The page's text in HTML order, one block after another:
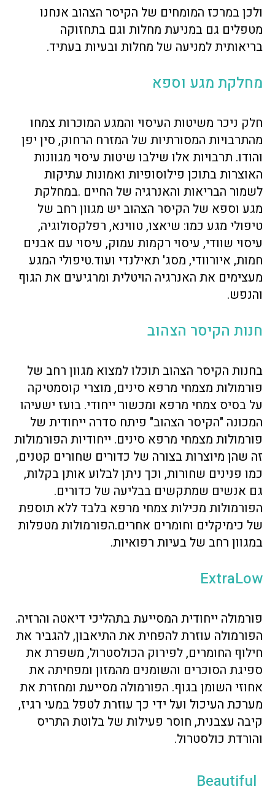
ולכן במרכז המומחים של הקיסר הצהוב אנחנו
מטפלים גם במניעת מחלות וגם בתחזוקה
בריאותית למניעה של מחלות ובעיות בעתיד.
מחלקת מגע וספא
חלק ניכר משיטות העיסוי והמגע המוכרות צמחו
מהתרבויות המסורתיות של המזרח הרחוק, סין יפן
והודו. תרבויות אלו שילבו שיטות עיסוי מגוונות
האוצרות בתוכן פילוסופיות ואמונות עתיקות
לשמור הבריאות והאנרגיה של החיים .במחלקת
מגע וספא של הקיסר הצהוב יש מגוון רחב של
טיפולי מגע כמו: שיאצו, טווינא, רפלקסולוגיה,
עיסוי שוודי, עיסוי רקמות עמוק, עיסוי עם אבנים
חמות, איורוודי, מסג' תאילנדי ועוד.טיפולי המגע
מעצימים את האנרגיה הויטלית ומרגיעים את הגוף
והנפש.
חנות הקיסר הצהוב
בחנות הקיסר הצהוב תוכלו למצוא מגוון רחב של
פורמולות מצמחי מרפא סינים, מוצרי קוסמטיקה
על בסיס צמחי מרפא ומכשור ייחודי. בועז ישעיהו
המכונה "הקיסר הצהוב" פיתח סדרה ייחודית של
פורמולות מצמחי מרפא סינים. ייחודיות הפורמולות
זה שהן מיוצרות בצורה של כדורים שחורים קטנים,
כמו פנינים שחורות, וכך ניתן לבלוע אותן בקלות,
גם אנשים שמתקשים בבליעה של כדורים.
הפורמולות מכילות צמחי מרפא בלבד ללא תוספת
של כימיקלים וחומרים אחרים.הפורמולות מטפלות
במגוון רחב של בעיות רפואיות.
ExtraLow
פורמולה ייחודית המסייעת בתהליכי דיאטה והרזיה.
הפורמולה עוזרת להפחית את התיאבון, להגביר את
חילוף החומרים, לפירוק הכולסטרול, משפרת את
ספיגת הסוכרים והשומנים מהמזון ומפחיתה את
אחוזי השומן בגוף. הפורמולה מסייעת ומחזרת את
מערכת העיכול ועל ידי כך עוזרת לטפל במעי רגיז,
קיבה עצבנית, חוסר פעילות של בלוטת התריס
והורדת כולסטרול.
Beautiful